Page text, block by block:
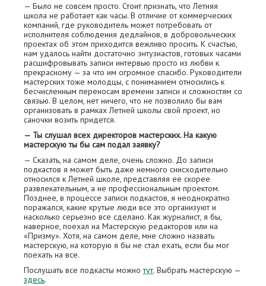
— Было не совсем просто. Стоит признать, что Летняя
школа не работает как часы. В отличие от коммерческих
компаний, где руководитель может потребовать от
исполнителя соблюдения дедлайнов, в добровольческих
проектах об этом приходится вежливо просить. К счастью,
нам удалось найти достаточно энтузиастов, готовых часами
расшифровывать записи интервью просто из любви к
прекрасному — за что им огромное спасибо. Руководители
мастерских тоже молодцы, с пониманием относились к
бесчисленным переносам времени записи и сложностям со
связью. В целом, нет ничего, что не позволило бы вам
организовать в рамках Летней школы свой проект, но
саночки возить придется.
— Ты слушал всех директоров мастерских. На какую
мастерскую ты бы сам подал заявку?
— Сказать, на самом деле, очень сложно. До записи
подкастов я может быть даже немного снисходительно
относился к Летней школе, представляя ее скорее
развлекательным, а не профессиональным проектом.
Позднее, в процессе записи подкастов, я неоднократно
поражался, какие крутые люди все это организуют и
насколько серьезно все сделано. Как журналист, я бы,
наверное, поехал на Мастерскую редакторов или на
«Призму». Хотя, на самом деле, мне сложно назвать
мастерскую, на которую я бы не стал ехать, если бы мог
поехать на все.
Послушать все подкасты можнотут. Выбрать мастерскую —
здесь.